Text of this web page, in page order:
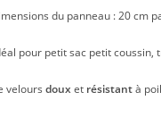
du panneau : 20 cm
pour petit sac petit coussin,
velours douxet résistantà